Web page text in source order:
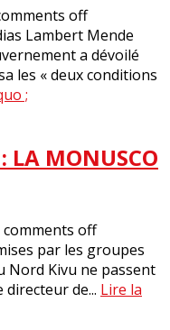
off
Lambert Mende
a dévoilé
les « deux conditions
;
LA MONUSCO
comments off
par les groupes
Nord Kivu ne passent
directeur de... Lire la